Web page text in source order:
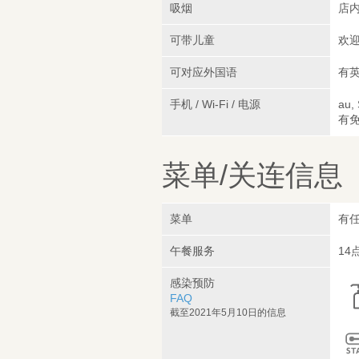
吸烟 店
可带儿童 欢
可对应外国语 有
手机 / Wi-Fi / 电源
au,
有
菜单/关连信息
菜单 有
午餐服务 14
感染预防
FAQ
截至2021年5月10日的信息